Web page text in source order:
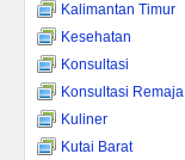
Kalimantan Timur
Kesehatan
Konsultasi
Konsultasi Remaja
Kuliner
Kutai Barat